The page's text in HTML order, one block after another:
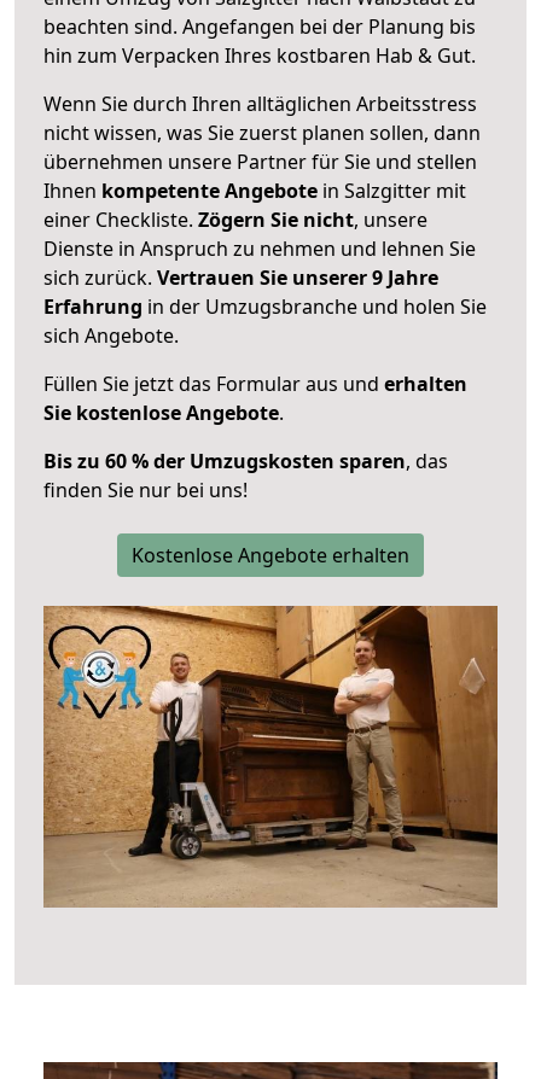
beachten sind. Angefangen bei der Planung bis
hin zum Verpacken Ihres kostbaren Hab & Gut.
Wenn Sie durch Ihren alltäglichen Arbeitsstress
nicht wissen, was Sie zuerst planen sollen, dann
übernehmen unsere Partner für Sie und stellen
Ihnen kompetente Angebote in Salzgitter mit
einer Checkliste. Zögern Sie nicht, unsere
Dienste in Anspruch zu nehmen und lehnen Sie
sich zurück. Vertrauen Sie unserer 9 Jahre
Erfahrung in der Umzugsbranche und holen Sie
sich Angebote.
Füllen Sie jetzt das Formular aus und erhalten
Sie kostenlose Angebote.
Bis zu 60 % der Umzugskosten sparen, das
finden Sie nur bei uns!
Kostenlose Angebote erhalten